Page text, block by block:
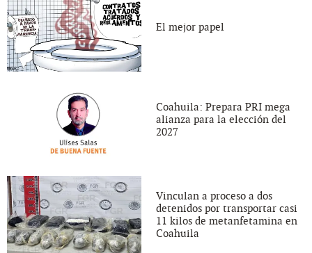
El mejor papel
Coahuila: Prepara PRI mega
alianza para la elección del
2027
Vinculan a proceso a dos
detenidos por transportar casi
11 kilos de metanfetamina en
Coahuila